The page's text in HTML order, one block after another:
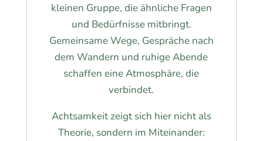
kleinen Gruppe, die ähnliche Fragen
und Bedürfnisse mitbringt.
Gemeinsame Wege, Gespräche nach
dem Wandern und ruhige Abende
schaffen eine Atmosphäre, die
verbindet.
Achtsamkeit zeigt sich hier nicht als
Theorie, sondern im Miteinander: